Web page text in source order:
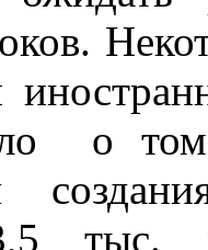
о
тыс.